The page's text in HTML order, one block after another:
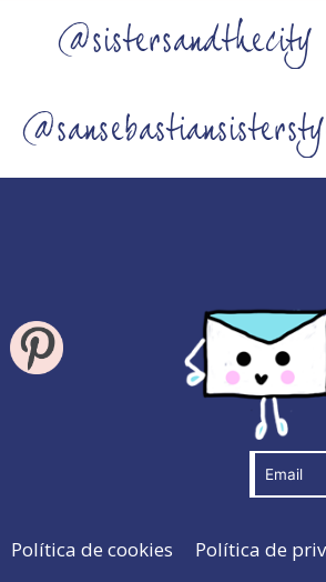
@sistersandthecity
Política de cookies Política de